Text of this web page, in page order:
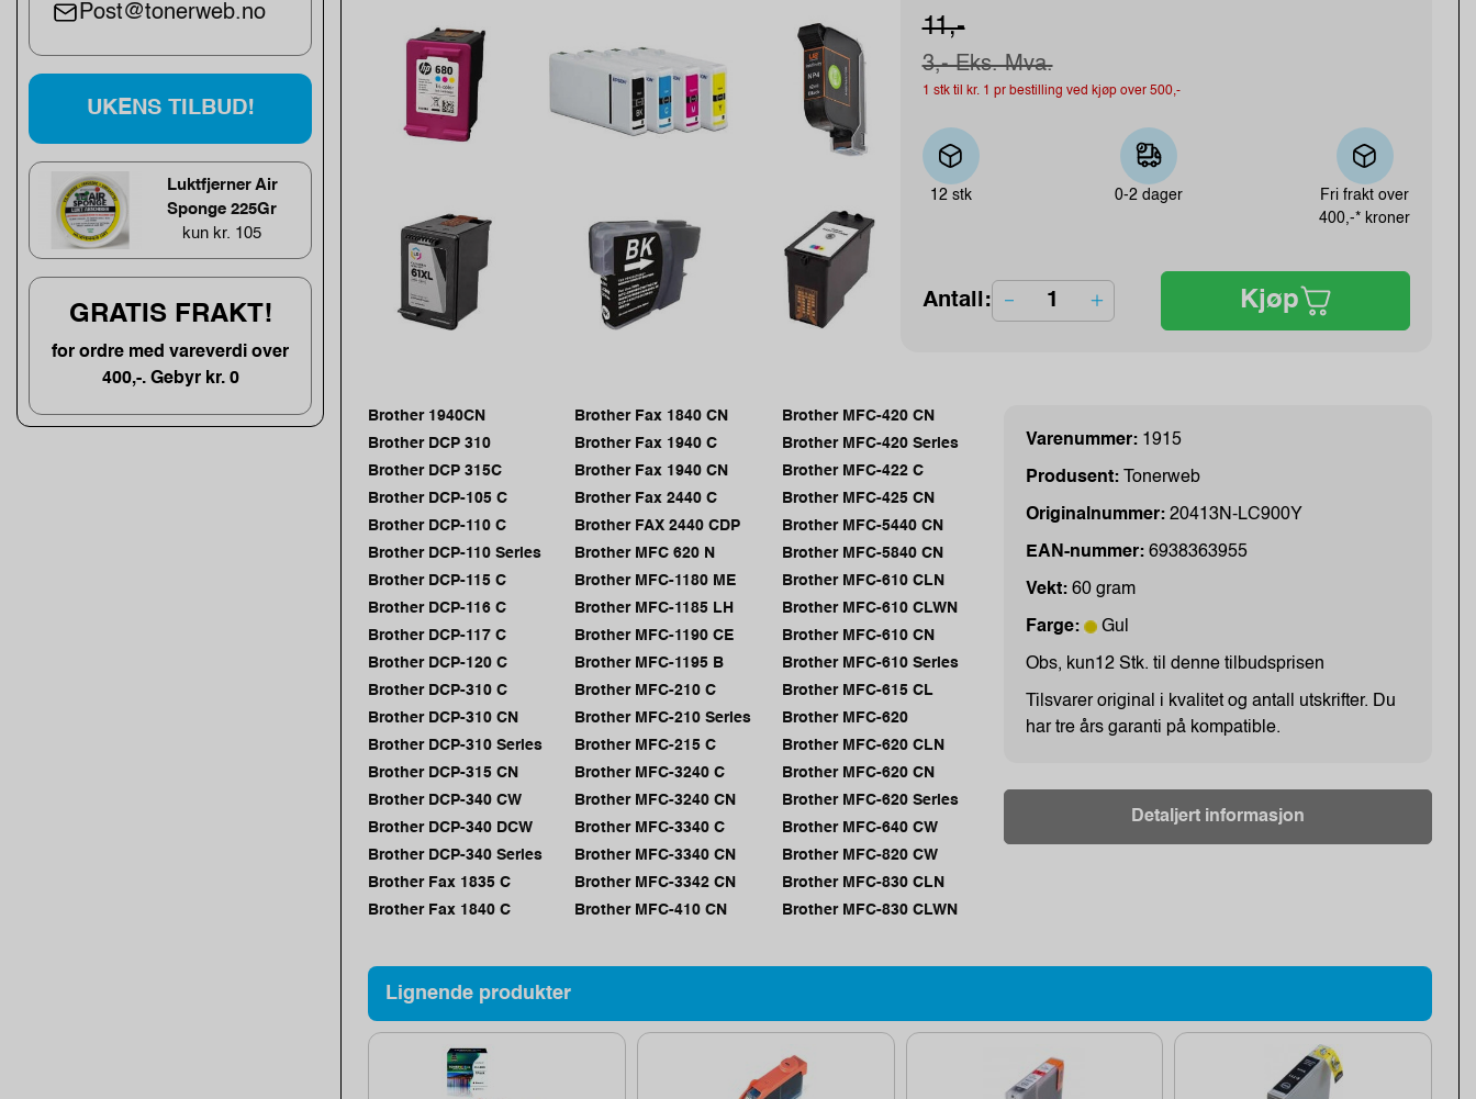
Post@tonerweb.no
UKENS TILBUD!
Luktfjerner Air
Sponge 225Gr
kun kr. 105
GRATIS FRAKT!
for ordre med vareverdi over
400,-. Gebyr kr. 0
11,-
3,- Eks. Mva.
1 stk til kr. 1 pr bestilling ved kjøp over 500,-
12 stk 0-2 dager
Fri frakt over
400,-* kroner
Antall: Kjøp
Brother 1940CN
Brother DCP 310
Brother DCP 315C
Brother DCP-105 C
Brother DCP-110 C
Brother DCP-110 Series
Brother DCP-115 C
Brother DCP-116 C
Brother DCP-117 C
Brother DCP-120 C
Brother DCP-310 C
Brother DCP-310 CN
Brother DCP-310 Series
Brother DCP-315 CN
Brother DCP-340 CW
Brother DCP-340 DCW
Brother DCP-340 Series
Brother Fax 1835 C
Brother Fax 1840 C
Brother Fax 1840 CN
Brother Fax 1940 C
Brother Fax 1940 CN
Brother Fax 2440 C
Brother FAX 2440 CDP
Brother MFC 620 N
Brother MFC-1180 ME
Brother MFC-1185 LH
Brother MFC-1190 CE
Brother MFC-1195 B
Brother MFC-210 C
Brother MFC-210 Series
Brother MFC-215 C
Brother MFC-3240 C
Brother MFC-3240 CN
Brother MFC-3340 C
Brother MFC-3340 CN
Brother MFC-3342 CN
Brother MFC-410 CN
Brother MFC-420 CN
Brother MFC-420 Series
Brother MFC-422 C
Brother MFC-425 CN
Brother MFC-5440 CN
Brother MFC-5840 CN
Brother MFC-610 CLN
Brother MFC-610 CLWN
Brother MFC-610 CN
Brother MFC-610 Series
Brother MFC-615 CL
Brother MFC-620
Brother MFC-620 CLN
Brother MFC-620 CN
Brother MFC-620 Series
Brother MFC-640 CW
Brother MFC-820 CW
Brother MFC-830 CLN
Brother MFC-830 CLWN
Varenummer: 1915
Produsent: Tonerweb
Originalnummer:20413N-LC900Y
EAN-nummer:6938363955
Vekt:60 gram
Farge: Gul
Obs, kun12 Stk. til denne tilbudsprisen
Tilsvarer original i kvalitet og antall utskrifter. Du
har tre års garanti på kompatible.
Detaljert informasjon
Lignende produkter